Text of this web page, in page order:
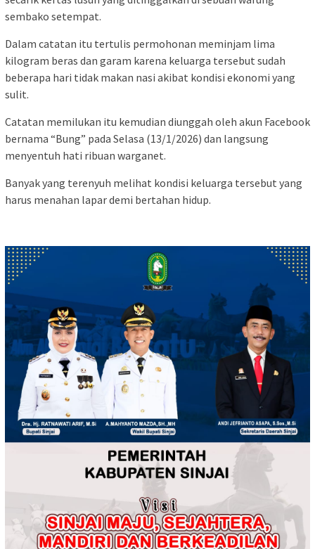
sembako setempat.
‎‎Dalam catatan itu tertulis permohonan meminjam lima
kilogram beras dan garam karena keluarga tersebut sudah
beberapa hari tidak makan nasi akibat kondisi ekonomi yang
sulit.
‎‎Catatan memilukan itu kemudian diunggah oleh akun Facebook
bernama “Bung” pada Selasa (13/1/2026) dan langsung
menyentuh hati ribuan warganet.
‎‎Banyak yang terenyuh melihat kondisi keluarga tersebut yang
harus menahan lapar demi bertahan hidup.